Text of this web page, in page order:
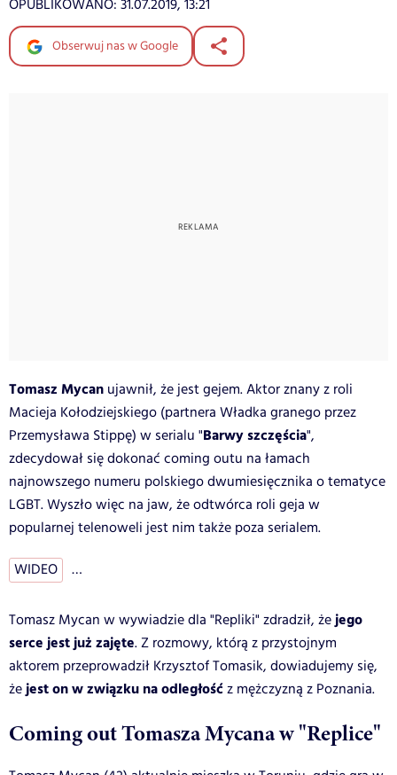
OPUBLIKOWANO: 31.07.2019, 13:21
Obserwuj nas w Google
Tomasz Mycan ujawnił, że jest gejem. Aktor znany z roli
Macieja Kołodziejskiego (partnera Władka granego przez
Przemysława Stippę) w serialu "Barwy szczęścia",
zdecydował się dokonać coming outu na łamach
najnowszego numeru polskiego dwumiesięcznika o tematyce
LGBT. Wyszło więc na jaw, że odtwórca roli geja w
popularnej telenoweli jest nim także poza serialem.
WIDEO …
Tomasz Mycan w wywiadzie dla "Repliki" zdradził, żejego
serce jest już zajęte. Z rozmowy, którą z przystojnym
aktorem przeprowadził Krzysztof Tomasik, dowiadujemy się,
żejest on w związku na odległośćz mężczyzną z Poznania.
Coming out Tomasza Mycana w "Replice"